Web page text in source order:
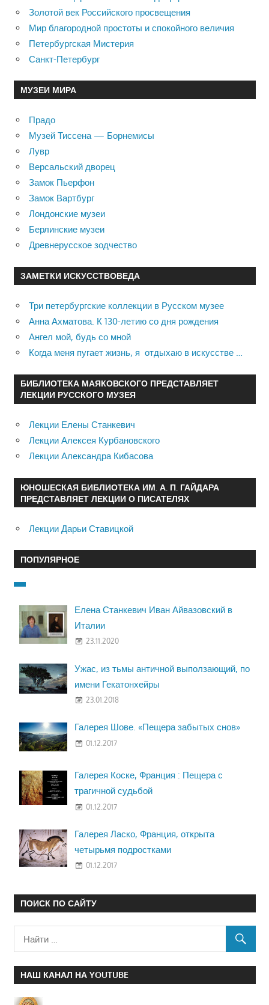
Золотой век Российского просвещения
Мир благородной простоты и спокойного величия
Петербургская Мистерия
Санкт-Петербург
МУЗЕИ МИРА
Прадо
Музей Тиссена — Борнемисы
Лувр
Версальский дворец
Замок Пьерфон
Замок Вартбург
Лондонские музеи
Берлинские музеи
Древнерусское зодчество
ЗАМЕТКИ ИСКУССТВОВЕДА
Три петербургские коллекции в Русском музее
Анна Ахматова. К 130-летию со дня рождения
Ангел мой, будь со мной
Когда меня пугает жизнь, я отдыхаю в искусстве …
БИБЛИОТЕКА МАЯКОВСКОГО ПРЕДСТАВЛЯЕТ
ЛЕКЦИИ РУССКОГО МУЗЕЯ
Лекции Елены Станкевич
Лекции Алексея Курбановского
Лекции Александра Кибасова
ЮНОШЕСКАЯ БИБЛИОТЕКА ИМ. А. П. ГАЙДАРА
ПРЕДСТАВЛЯЕТ ЛЕКЦИИ О ПИСАТЕЛЯХ
Лекции Дарьи Ставицкой
ПОПУЛЯРНОЕ
Елена Станкевич Иван Айвазовский в
Италии
23.11.2020
Ужас, из тьмы античной выползающий, по
имени Гекатонхейры
23.01.2018
Галерея Шове. «Пещера забытых снов»
01.12.2017
Галерея Коске, Франция : Пещера с
трагичной судьбой
01.12.2017
Галерея Ласко, Франция, открыта
четырьмя подростками
01.12.2017
ПОИСК ПО САЙТУ
НАШ КАНАЛ НА YOUTUBE